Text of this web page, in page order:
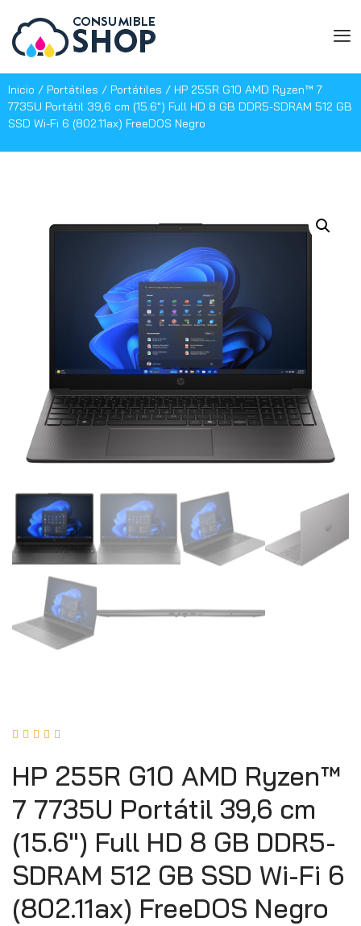
Inicio / Portátiles / Portátiles / HP 255R G10 AMD Ryzen™ 7
7735U Portátil 39,6 cm (15.6″) Full HD 8 GB DDR5-SDRAM 512 GB
SSD Wi-Fi 6 (802.11ax) FreeDOS Negro
    
HP 255R G10 AMD Ryzen™
7 7735U Portátil 39,6 cm
(15.6″) Full HD 8 GB DDR5-
SDRAM 512 GB SSD Wi-Fi 6
(802.11ax) FreeDOS Negro